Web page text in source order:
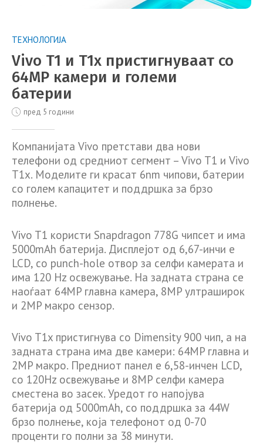
ТЕХНОЛОГИЈА
Vivo T1 и T1x пристигнуваат со
64MP камери и големи
батерии
пред 5 години
Компанијата Vivo претстави два нови
телефони од средниот сегмент – Vivo T1 и Vivo
T1x. Моделите ги красат 6nm чипови, батерии
со голем капацитет и поддршка за брзо
полнење.
Vivo T1 користи Snapdragon 778G чипсет и има
5000mAh батерија. Дисплејот од 6,67-инчи е
LCD, со punch-hole отвор за селфи камерата и
има 120 Hz освежување. На задната страна се
наоѓаат 64MP главна камера, 8MP ултраширок
и 2MP макро сензор.
Vivo T1x пристигнува со Dimensity 900 чип, а на
задната страна има две камери: 64MP главна и
2MP макро. Предниот панел е 6,58-инчен LCD,
со 120Hz освежување и 8MP селфи камера
сместена во засек. Уредот го напојува
батерија од 5000mAh, со поддршка за 44W
брзо полнење, која телефонот од 0-70
проценти го полни за 38 минути.